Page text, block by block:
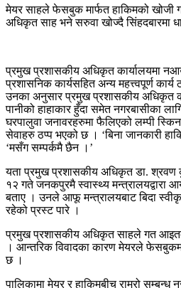
मेयर साहले फेसबुक मार्फत हाकिमको खोजी
अधिकृत साह भने सरुवा खोज्दै सिंहदबारमा
प्रमुख प्रशासकीय अधिकृत कार्यालयमा
प्रशासनिक कार्यसहित अन्य महत्त्वपूर्ण
उनका अनुसार प्रमुख प्रशासकीय अधिकृत
पानीको हाहाकार हुँदा समेत नगरबासीका
घरपालुवा जनावरहरुमा फैलिएको लम्पी
सेवाहरु ठप्प भएको छ । ‘बिना जानकारी
‘मसँग सम्पर्कमै छैन ।’
यता प्रमुख प्रशासकीय अधिकृत डा.
१२ गते जनकपुरमै स्वास्थ्य मन्त्रालयद्वारा
बताए । उनले आफू मन्त्रालयबाट बिदा
रहेको प्रस्ट पारे ।
प्रमुख प्रशासकीय अधिकृत साहले गत
। आन्तरिक विवादका कारण मेयरले
छ ।
पालिकामा मेयर र हाकिमबीच राम्रो सम्बन्ध